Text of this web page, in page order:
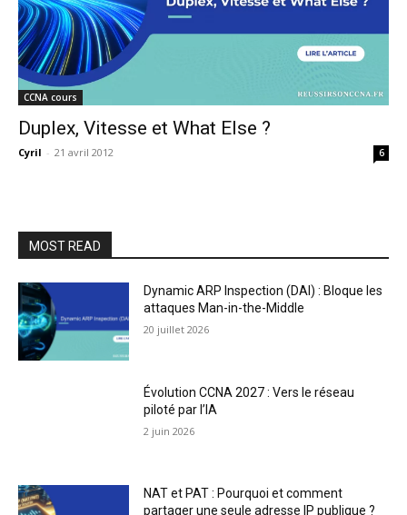
CCNA cours
Duplex, Vitesse et What Else ?
Cyril - 21 avril 2012 6
MOST READ
Dynamic ARP Inspection (DAI) : Bloque les
attaques Man-in-the-Middle
20 juillet 2026
Évolution CCNA 2027 : Vers le réseau
piloté par l’IA
2 juin 2026
NAT et PAT : Pourquoi et comment
partager une seule adresse IP publique ?